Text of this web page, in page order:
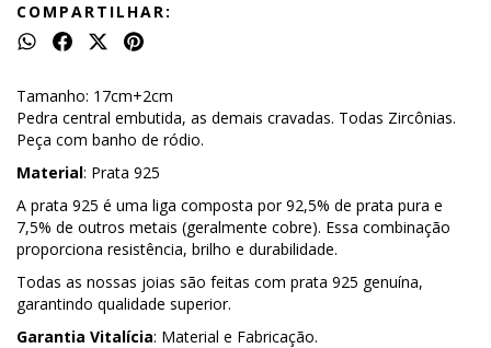
COMPARTILHAR:
Tamanho: 17cm+2cm
Pedra central embutida, as demais cravadas. Todas Zircônias.
Peça com banho de ródio.
Material: Prata 925
A prata 925 é uma liga composta por 92,5% de prata pura e
7,5% de outros metais (geralmente cobre). Essa combinação
proporciona resistência, brilho e durabilidade.
Todas as nossas joias são feitas com prata 925 genuína,
garantindo qualidade superior.
Garantia Vitalícia: Material e Fabricação.